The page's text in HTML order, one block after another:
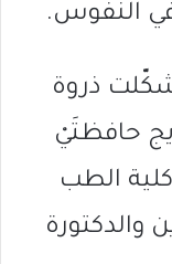
في النفوس.
ذروة
حافظتَيْ
كلية الطب
والدكتورة